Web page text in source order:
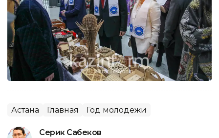
Астана Главная Год молодежи
Серик Сабеков